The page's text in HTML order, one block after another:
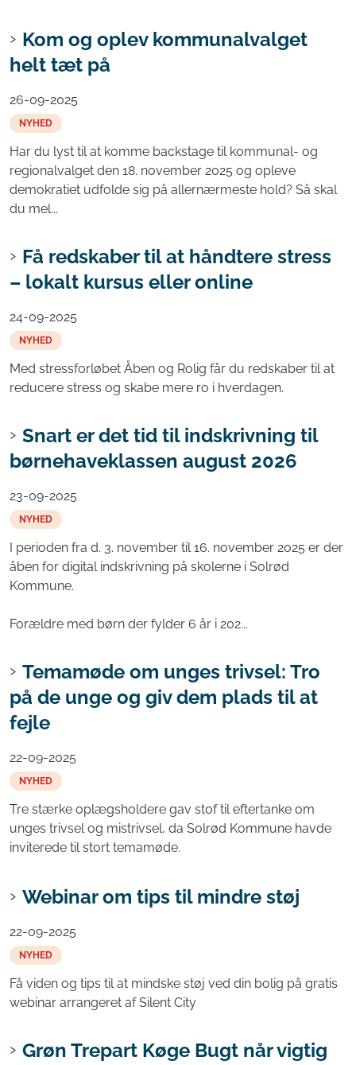
Kom og oplev kommunalvalget
helt tæt på
26-09-2025
NYHED
Har du lyst til at komme backstage til kommunal- og
regionalvalget den 18. november 2025 og opleve
demokratiet udfolde sig på allernærmeste hold? Så skal
du mel...
Få redskaber til at håndtere stress
– lokalt kursus eller online
24-09-2025
NYHED
Med stressforløbet Åben og Rolig får du redskaber til at
reducere stress og skabe mere ro i hverdagen.
Snart er det tid til indskrivning til
børnehaveklassen august 2026
23-09-2025
NYHED
I perioden fra d. 3. november til 16. november 2025 er der
åben for digital indskrivning på skolerne i Solrød
Kommune.
Forældre med børn der fylder 6 år i 202...
Temamøde om unges trivsel: Tro
på de unge og giv dem plads til at
fejle
22-09-2025
NYHED
Tre stærke oplægsholdere gav stof til eftertanke om
unges trivsel og mistrivsel, da Solrød Kommune havde
inviterede til stort temamøde.
Webinar om tips til mindre støj
22-09-2025
NYHED
Få viden og tips til at mindske støj ved din bolig på gratis
webinar arrangeret af Silent City
Grøn Trepart Køge Bugt når vigtig